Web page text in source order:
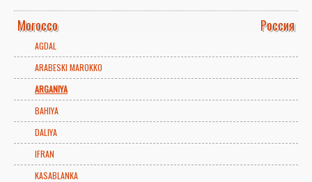
Morocco Россия
AGDAL
ARABESKI MAROKKO
ARGANIYA
BAHIYA
DALIYA
IFRAN
KASABLANKA